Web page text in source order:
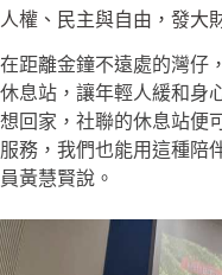
人權、民主與自由，發大
在距離金鐘不遠處的灣仔
休息站，讓年輕人緩和身
想回家，社聯的休息站便
服務，我們也能用這種陪
員黃慧賢說。